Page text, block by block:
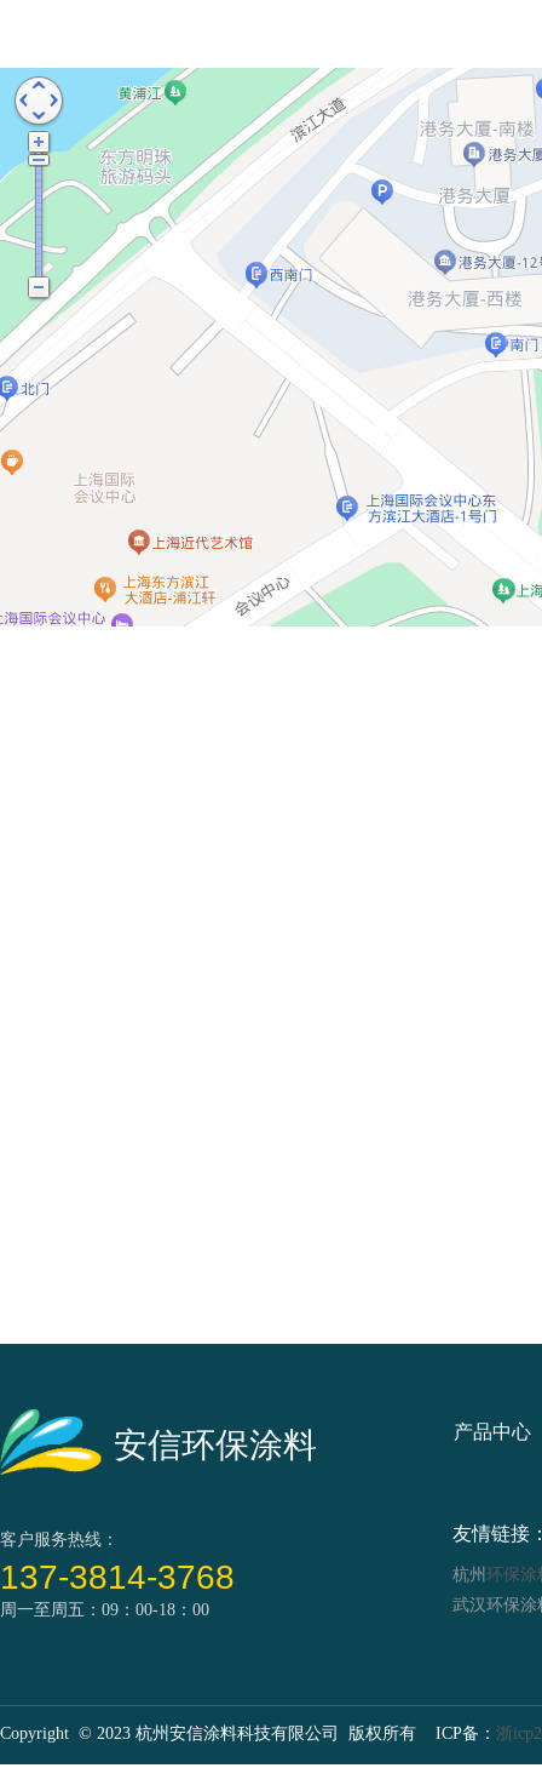
Copyright © 2023 杭州安信涂料科技有限公司 版权所有 ICP备： 浙
安信环保涂料
137-3814-3768
客户服务热线：
周一至周五：09：00-18：00
产品中心
友情链接
杭州 环保涂
武汉环保涂